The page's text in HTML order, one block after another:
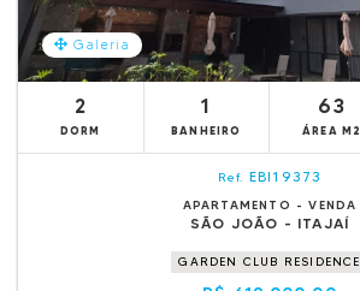
Galeria
2
DORM
1
BANHEIRO
63
ÁREA M2
Ref. EBI19373
APARTAMENTO - VENDA
SÃO JOÃO - ITAJAÍ
GARDEN CLUB RESIDENCE